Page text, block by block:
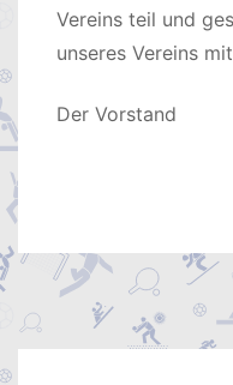
Vereins teil und
unseres Vereins
Der Vorstand